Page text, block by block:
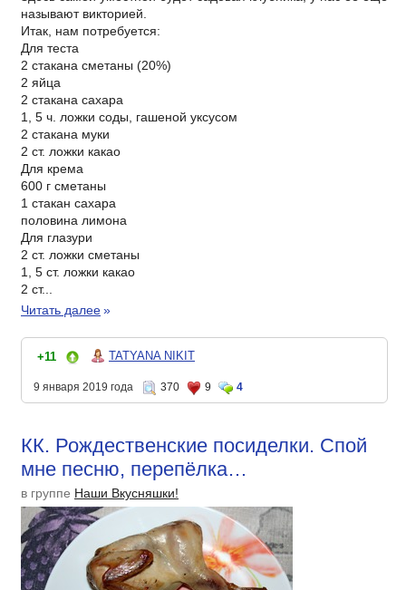
называют викторией.
Итак, нам потребуется:
Для теста
2 стакана сметаны (20%)
2 яйца
2 стакана сахара
1, 5 ч. ложки соды, гашеной уксусом
2 стакана муки
2 ст. ложки какао
Для крема
600 г сметаны
1 стакан сахара
половина лимона
Для глазури
2 ст. ложки сметаны
1, 5 ст. ложки какао
2 ст...
Читать далее»
+11 TATYANA NIKIT
9 января 2019 года 370 9 4
КК. Рождественские посиделки. Спой
мне песню, перепёлка…
в группе Наши Вкусняшки!